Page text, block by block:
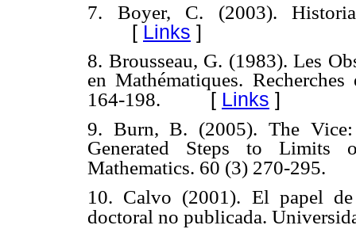
7. Boyer, C. (2003).
[ Links ]
8. Brousseau, G. (1983). Les
en Mathématiques.
164-198. [ Links ]
9. Burn, B. (2005). The
Generated Steps to Limits
Mathematics. 60 (3) 270-295.
10. Calvo (2001). El papel de
doctoral no publicada.